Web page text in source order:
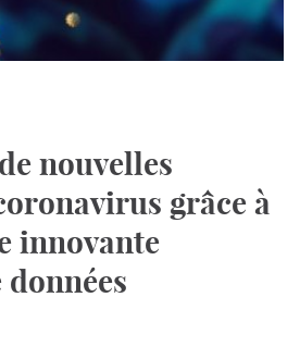
nouvelles
grâce à
innovante
données